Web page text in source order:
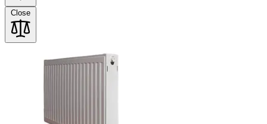
Close